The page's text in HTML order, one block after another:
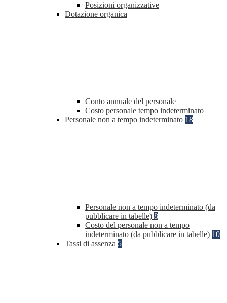
Posizioni organizzative
Dotazione organica
Conto annuale del personale
Costo personale tempo indeterminato
Personale non a tempo indeterminato 18
Personale non a tempo indeterminato (da
pubblicare in tabelle) 8
Costo del personale non a tempo
indeterminato (da pubblicare in tabelle) 10
Tassi di assenza 5